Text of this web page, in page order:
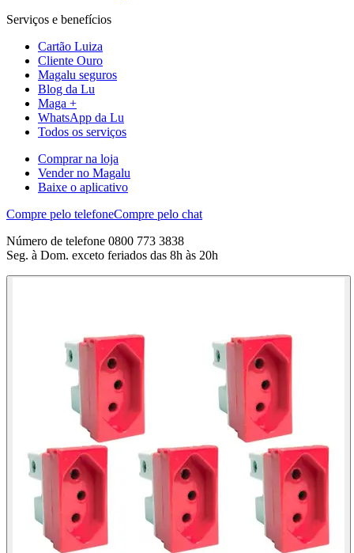
Serviços e benefícios
Cartão Luiza
Cliente Ouro
Magalu seguros
Blog da Lu
Maga +
WhatsApp da Lu
Todos os serviços
Comprar na loja
Vender no Magalu
Baixe o aplicativo
Compre pelo telefoneCompre pelo chat
Número de telefone 0800 773 3838
Seg. à Dom. exceto feriados das 8h às 20h